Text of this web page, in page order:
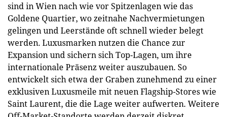
sind in Wien nach wie vor Spitzenlagen wie das
Goldene Quartier, wo zeitnahe Nachvermietungen
gelingen und Leerstände oft schnell wieder belegt
werden. Luxusmarken nutzen die Chance zur
Expansion und sichern sich Top-Lagen, um ihre
internationale Präsenz weiter auszubauen. So
entwickelt sich etwa der Graben zunehmend zu einer
exklusiven Luxusmeile mit neuen Flagship-Stores wie
Saint Laurent, die die Lage weiter aufwerten. Weitere